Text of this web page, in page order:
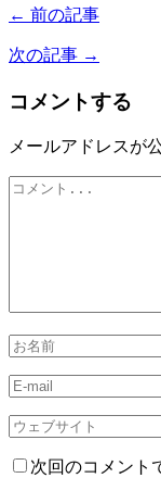
← 前の記事
次の記事 →
コメントする
メールアドレスが
次回のコメント